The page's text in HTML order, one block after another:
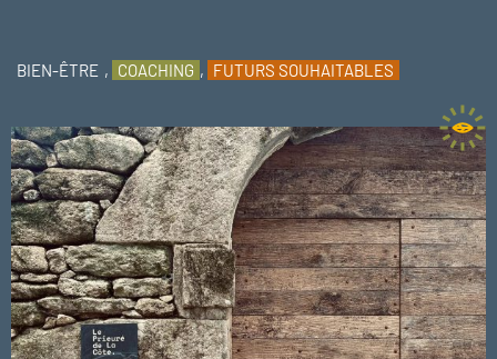
BIEN-ÊTRE , COACHING , FUTURS SOUHAITABLES